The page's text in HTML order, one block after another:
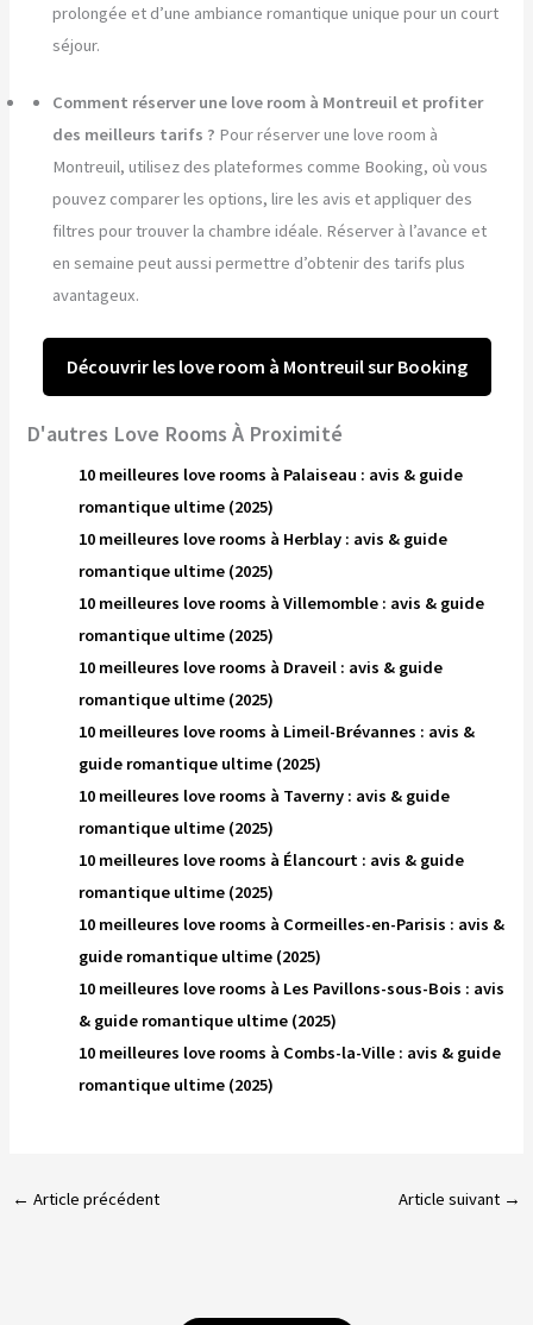
prolongée et d’une ambiance romantique unique pour un court
séjour.
Comment réserver une love room à Montreuil et profiter
des meilleurs tarifs ? Pour réserver une love room à
Montreuil, utilisez des plateformes comme Booking, où vous
pouvez comparer les options, lire les avis et appliquer des
filtres pour trouver la chambre idéale. Réserver à l’avance et
en semaine peut aussi permettre d’obtenir des tarifs plus
avantageux.
Découvrir les love room à Montreuil sur Booking
D'autres Love Rooms À Proximité
10 meilleures love rooms à Palaiseau : avis & guide
romantique ultime (2025)
10 meilleures love rooms à Herblay : avis & guide
romantique ultime (2025)
10 meilleures love rooms à Villemomble : avis & guide
romantique ultime (2025)
10 meilleures love rooms à Draveil : avis & guide
romantique ultime (2025)
10 meilleures love rooms à Limeil-Brévannes : avis &
guide romantique ultime (2025)
10 meilleures love rooms à Taverny : avis & guide
romantique ultime (2025)
10 meilleures love rooms à Élancourt : avis & guide
romantique ultime (2025)
10 meilleures love rooms à Cormeilles-en-Parisis : avis &
guide romantique ultime (2025)
10 meilleures love rooms à Les Pavillons-sous-Bois : avis
& guide romantique ultime (2025)
10 meilleures love rooms à Combs-la-Ville : avis & guide
romantique ultime (2025)
← Article précédent Article suivant →